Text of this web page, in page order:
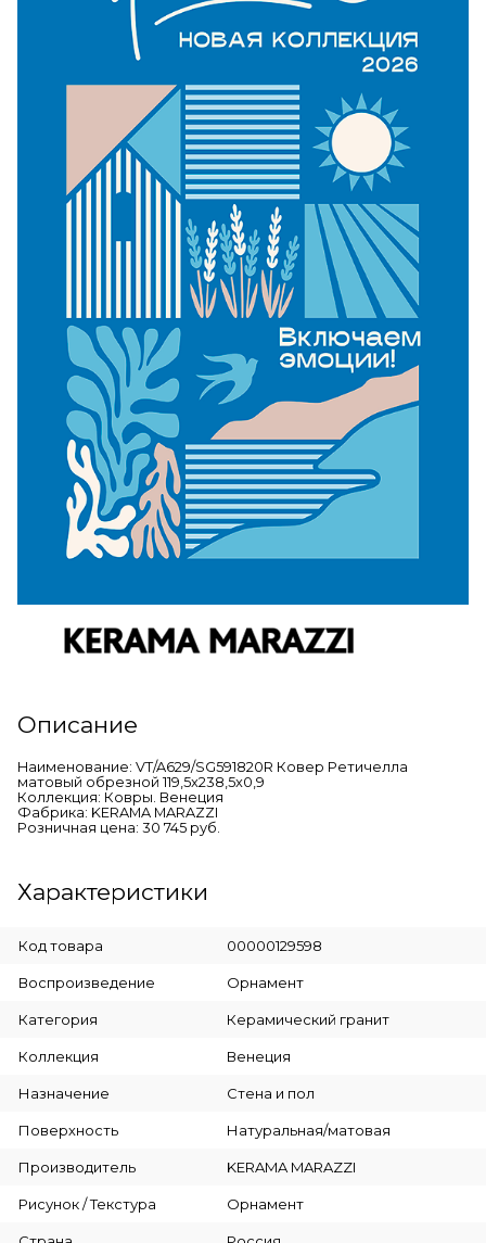
Описание
Наименование: VT/A629/SG591820R Ковер Ретичелла
матовый обрезной 119,5x238,5x0,9
Коллекция: Ковры. Венеция
Фабрика: KERAMA MARAZZI
Розничная цена: 30 745 руб.
Характеристики
Код товара 00000129598
Воспроизведение Орнамент
Категория Керамический гранит
Коллекция Венеция
Назначение Стена и пол
Поверхность Натуральная/матовая
Производитель KERAMA MARAZZI
Рисунок / Текстура Орнамент